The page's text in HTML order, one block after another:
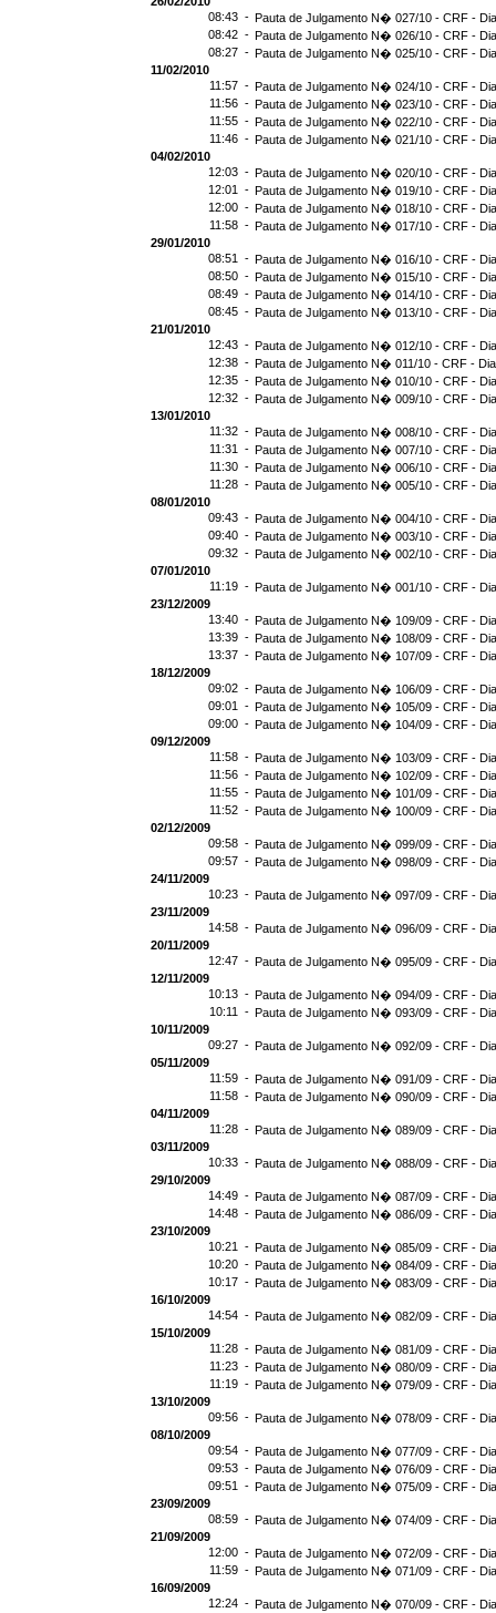
08:43 - Pauta de Julgamento N� 027/10 - CRF -
08:42 - Pauta de Julgamento N� 026/10 - CRF -
08:27 - Pauta de Julgamento N� 025/10 - CRF -
11/02/2010
11:57 - Pauta de Julgamento N� 024/10 - CRF -
11:56 - Pauta de Julgamento N� 023/10 - CRF -
11:55 - Pauta de Julgamento N� 022/10 - CRF -
11:46 - Pauta de Julgamento N� 021/10 - CRF -
04/02/2010
12:03 - Pauta de Julgamento N� 020/10 - CRF -
12:01 - Pauta de Julgamento N� 019/10 - CRF -
12:00 - Pauta de Julgamento N� 018/10 - CRF -
11:58 - Pauta de Julgamento N� 017/10 - CRF -
29/01/2010
08:51 - Pauta de Julgamento N� 016/10 - CRF -
08:50 - Pauta de Julgamento N� 015/10 - CRF -
08:49 - Pauta de Julgamento N� 014/10 - CRF -
08:45 - Pauta de Julgamento N� 013/10 - CRF -
21/01/2010
12:43 - Pauta de Julgamento N� 012/10 - CRF -
12:38 - Pauta de Julgamento N� 011/10 - CRF -
12:35 - Pauta de Julgamento N� 010/10 - CRF -
12:32 - Pauta de Julgamento N� 009/10 - CRF -
13/01/2010
11:32 - Pauta de Julgamento N� 008/10 - CRF -
11:31 - Pauta de Julgamento N� 007/10 - CRF -
11:30 - Pauta de Julgamento N� 006/10 - CRF -
11:28 - Pauta de Julgamento N� 005/10 - CRF -
08/01/2010
09:43 - Pauta de Julgamento N� 004/10 - CRF -
09:40 - Pauta de Julgamento N� 003/10 - CRF -
09:32 - Pauta de Julgamento N� 002/10 - CRF -
07/01/2010
11:19 - Pauta de Julgamento N� 001/10 - CRF -
23/12/2009
13:40 - Pauta de Julgamento N� 109/09 - CRF -
13:39 - Pauta de Julgamento N� 108/09 - CRF -
13:37 - Pauta de Julgamento N� 107/09 - CRF -
18/12/2009
09:02 - Pauta de Julgamento N� 106/09 - CRF -
09:01 - Pauta de Julgamento N� 105/09 - CRF -
09:00 - Pauta de Julgamento N� 104/09 - CRF -
09/12/2009
11:58 - Pauta de Julgamento N� 103/09 - CRF -
11:56 - Pauta de Julgamento N� 102/09 - CRF -
11:55 - Pauta de Julgamento N� 101/09 - CRF -
11:52 - Pauta de Julgamento N� 100/09 - CRF -
02/12/2009
09:58 - Pauta de Julgamento N� 099/09 - CRF -
09:57 - Pauta de Julgamento N� 098/09 - CRF -
24/11/2009
10:23 - Pauta de Julgamento N� 097/09 - CRF -
23/11/2009
14:58 - Pauta de Julgamento N� 096/09 - CRF -
20/11/2009
12:47 - Pauta de Julgamento N� 095/09 - CRF -
12/11/2009
10:13 - Pauta de Julgamento N� 094/09 - CRF -
10:11 - Pauta de Julgamento N� 093/09 - CRF -
10/11/2009
09:27 - Pauta de Julgamento N� 092/09 - CRF -
05/11/2009
11:59 - Pauta de Julgamento N� 091/09 - CRF -
11:58 - Pauta de Julgamento N� 090/09 - CRF -
04/11/2009
11:28 - Pauta de Julgamento N� 089/09 - CRF -
03/11/2009
10:33 - Pauta de Julgamento N� 088/09 - CRF -
29/10/2009
14:49 - Pauta de Julgamento N� 087/09 - CRF -
14:48 - Pauta de Julgamento N� 086/09 - CRF -
23/10/2009
10:21 - Pauta de Julgamento N� 085/09 - CRF -
10:20 - Pauta de Julgamento N� 084/09 - CRF -
10:17 - Pauta de Julgamento N� 083/09 - CRF -
16/10/2009
14:54 - Pauta de Julgamento N� 082/09 - CRF -
15/10/2009
11:28 - Pauta de Julgamento N� 081/09 - CRF -
11:23 - Pauta de Julgamento N� 080/09 - CRF -
11:19 - Pauta de Julgamento N� 079/09 - CRF -
13/10/2009
09:56 - Pauta de Julgamento N� 078/09 - CRF -
08/10/2009
09:54 - Pauta de Julgamento N� 077/09 - CRF -
09:53 - Pauta de Julgamento N� 076/09 - CRF -
09:51 - Pauta de Julgamento N� 075/09 - CRF -
23/09/2009
08:59 - Pauta de Julgamento N� 074/09 - CRF -
21/09/2009
12:00 - Pauta de Julgamento N� 072/09 - CRF -
11:59 - Pauta de Julgamento N� 071/09 - CRF -
16/09/2009
12:24 - Pauta de Julgamento N� 070/09 - CRF -